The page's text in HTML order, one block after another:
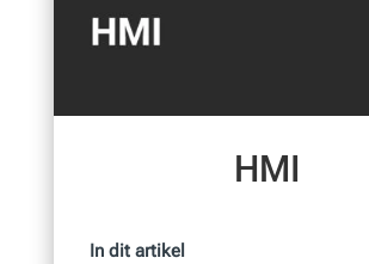
HMI
In dit artikel